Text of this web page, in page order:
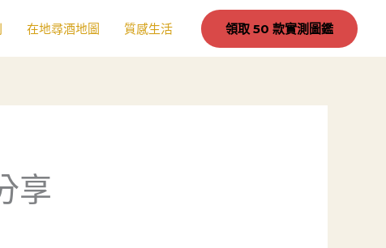
在地尋酒地圖 質感生活 領取 50 款實測圖鑑
享